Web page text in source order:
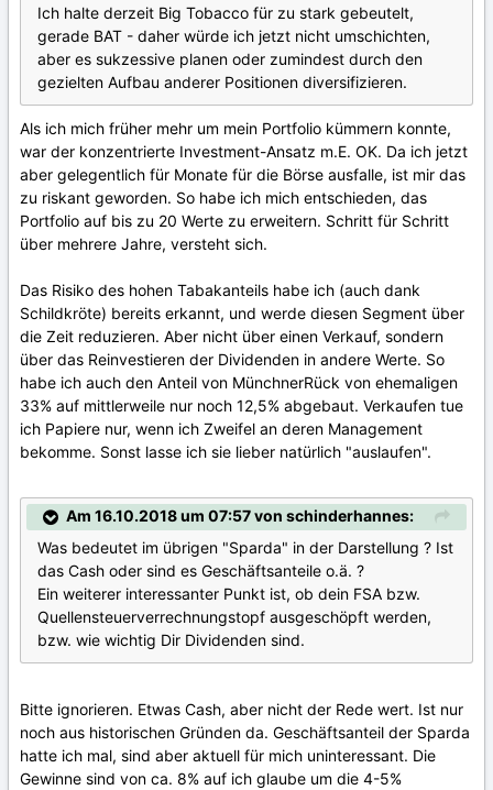
Ich halte derzeit Big Tobacco für zu stark gebeutelt,
gerade BAT - daher würde ich jetzt nicht umschichten,
aber es sukzessive planen oder zumindest durch den
gezielten Aufbau anderer Positionen diversifizieren.
Als ich mich früher mehr um mein Portfolio kümmern konnte,
war der konzentrierte Investment-Ansatz m.E. OK. Da ich jetzt
aber gelegentlich für Monate für die Börse ausfalle, ist mir das
zu riskant geworden. So habe ich mich entschieden, das
Portfolio auf bis zu 20 Werte zu erweitern. Schritt für Schritt
über mehrere Jahre, versteht sich.
Das Risiko des hohen Tabakanteils habe ich (auch dank
Schildkröte) bereits erkannt, und werde diesen Segment über
die Zeit reduzieren. Aber nicht über einen Verkauf, sondern
über das Reinvestieren der Dividenden in andere Werte. So
habe ich auch den Anteil von MünchnerRück von ehemaligen
33% auf mittlerweile nur noch 12,5% abgebaut. Verkaufen tue
ich Papiere nur, wenn ich Zweifel an deren Management
bekomme. Sonst lasse ich sie lieber natürlich "auslaufen".
Am 16.10.2018 um 07:57 von schinderhannes:
Was bedeutet im übrigen "Sparda" in der Darstellung ? Ist
das Cash oder sind es Geschäftsanteile o.ä. ?
Ein weiterer interessanter Punkt ist, ob dein FSA bzw.
Quellensteuerverrechnungstopf ausgeschöpft werden,
bzw. wie wichtig Dir Dividenden sind.
Bitte ignorieren. Etwas Cash, aber nicht der Rede wert. Ist nur
noch aus historischen Gründen da. Geschäftsanteil der Sparda
hatte ich mal, sind aber aktuell für mich uninteressant. Die
Gewinne sind von ca. 8% auf ich glaube um die 4-5%